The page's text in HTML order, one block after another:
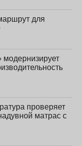
для
проверяет
матрас с